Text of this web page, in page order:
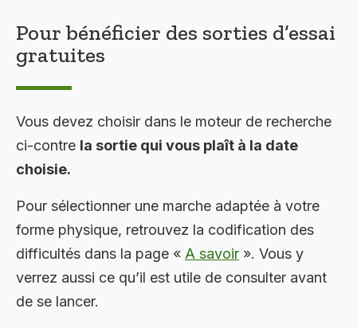
Pour bénéficier des sorties d’essai
gratuites
Vous devez choisir dans le moteur de recherche
ci-contre la sortie qui vous plaît à la date
choisie.
Pour sélectionner une marche adaptée à votre
forme physique, retrouvez la codification des
difficultés dans la page « A savoir ». Vous y
verrez aussi ce qu’il est utile de consulter avant
de se lancer.